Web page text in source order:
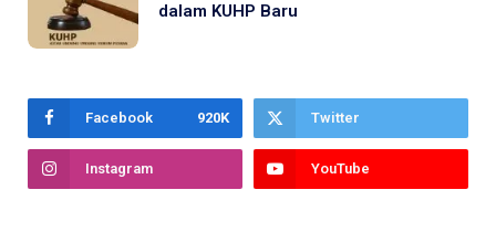
dalam KUHP Baru
Facebook 920K Twitter
Instagram YouTube